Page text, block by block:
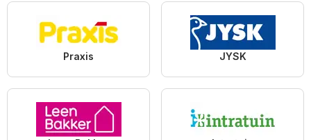
Praxis JYSK